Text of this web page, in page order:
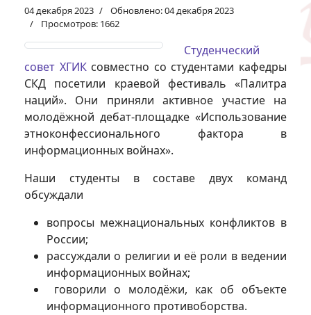
04 декабря 2023
Обновлено: 04 декабря 2023
Просмотров: 1662
Студенческий
совет ХГИКсовместно со студентами кафедры
СКД посетили краевой фестиваль «Палитра
наций». Они приняли активное участие на
молодёжной дебат-площадке «Использование
этноконфессионального фактора в
информационных войнах».
Наши студенты в составе двух команд
обсуждали
вопросы межнациональных конфликтов в
России;
рассуждали о религии и её роли в ведении
информационных войнах;
говорили о молодёжи, как об объекте
информационного противоборства.